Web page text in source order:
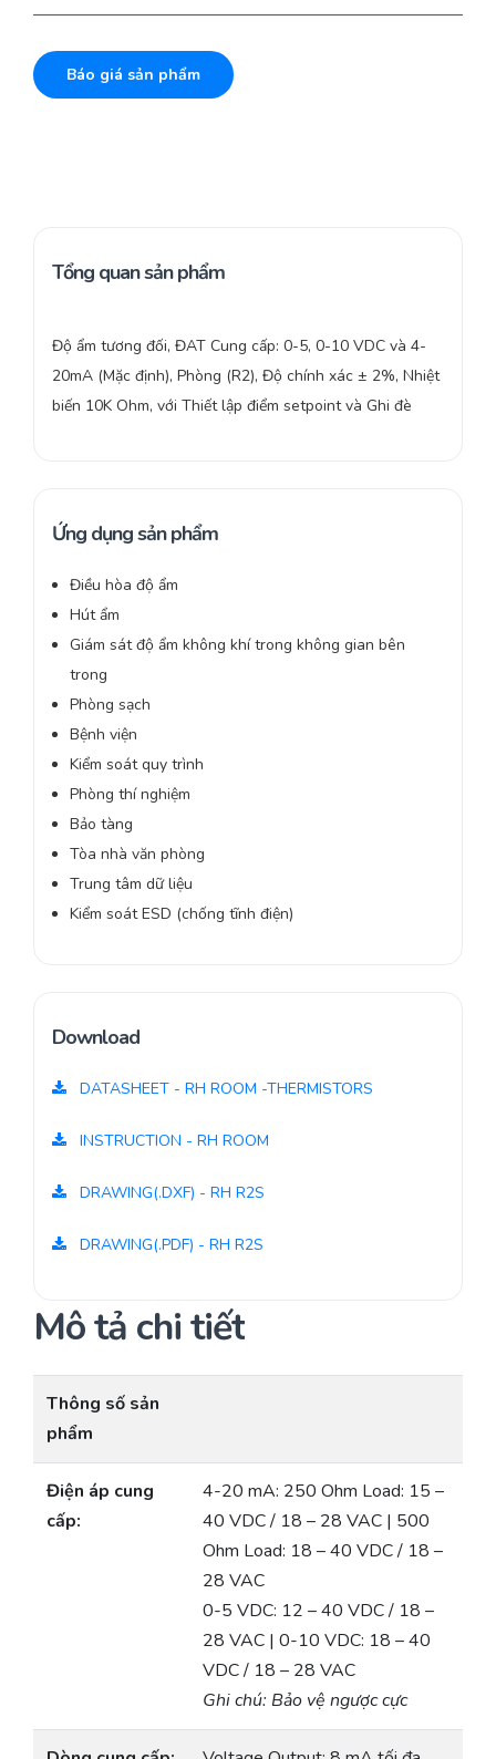
Báo giá sản phẩm
Tổng quan sản phẩm
Độ ẩm tương đối, ĐAT Cung cấp: 0-5, 0-10 VDC và 4-
20mA (Mặc định), Phòng (R2), Độ chính xác ± 2%, Nhiệt
biến 10K Ohm, với Thiết lập điểm setpoint và Ghi đè
Ứng dụng sản phẩm
Điều hòa độ ẩm
Hút ẩm
Giám sát độ ẩm không khí trong không gian bên
trong
Phòng sạch
Bệnh viện
Kiểm soát quy trình
Phòng thí nghiệm
Bảo tàng
Tòa nhà văn phòng
Trung tâm dữ liệu
Kiểm soát ESD (chống tĩnh điện)
Download
DATASHEET - RH ROOM -THERMISTORS
INSTRUCTION - RH ROOM
DRAWING(.DXF) - RH R2S
DRAWING(.PDF) - RH R2S
Mô tả chi tiết
Thông số sản
phẩm
Điện áp cung
cấp:
4-20 mA: 250 Ohm Load: 15 –
40 VDC / 18 – 28 VAC | 500
Ohm Load: 18 – 40 VDC / 18 –
28 VAC
0-5 VDC: 12 – 40 VDC / 18 –
28 VAC | 0-10 VDC: 18 – 40
VDC / 18 – 28 VAC
Ghi chú: Bảo vệ ngược cực